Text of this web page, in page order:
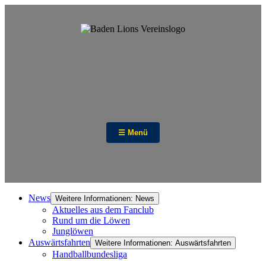
☰ Menü
News Weitere Informationen: News
Aktuelles aus dem Fanclub
Rund um die Löwen
Junglöwen
Auswärtsfahrten Weitere Informationen: Auswärtsfahrten
Handballbundesliga